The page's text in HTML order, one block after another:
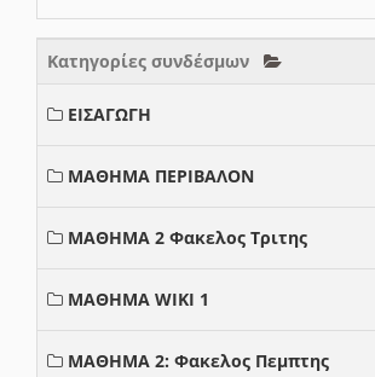
Κατηγορίες συνδέσμων
ΕΙΣΑΓΩΓΗ
ΜΑΘΗΜΑ ΠΕΡΙΒΑΛΟΝ
ΜΑΘΗΜΑ 2 Φακελος Τριτης
ΜΑΘΗΜΑ WIKI 1
ΜΑΘΗΜΑ 2: Φακελος Πεμπτης